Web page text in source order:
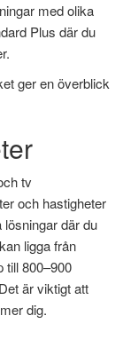
med olika
Plus där du
ger en överblick
tv
och hastigheter
där du
ligga från
till 800–900
är viktigt att
dig.